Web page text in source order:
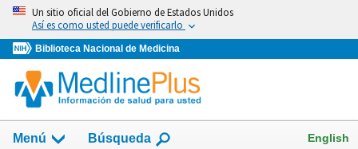
Omita
vaya
al
Contenido
Un sitio oficial del Gobierno de Estados Unidos
Así es como usted puede verificarlo
Biblioteca Nacional de Medicina
Menú
Mostrar
Búsqueda English